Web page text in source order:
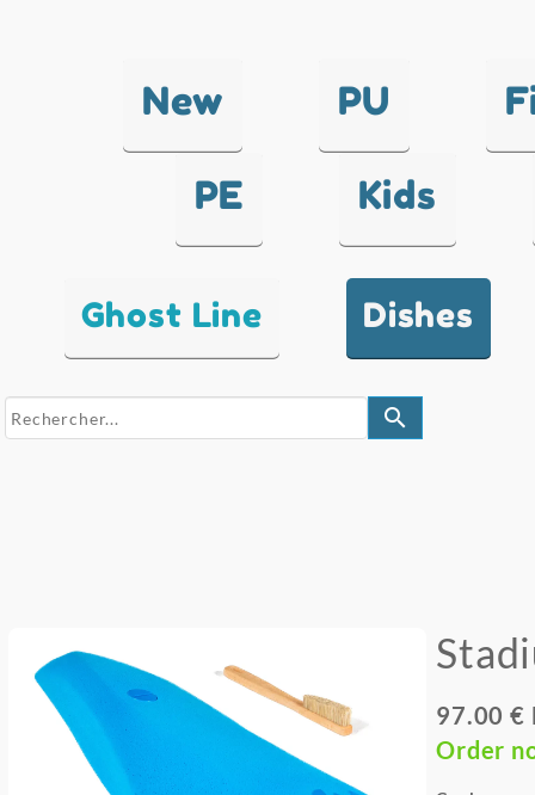
New PU
PE Kids
Ghost Line Dishes
search
97.00 €
Order